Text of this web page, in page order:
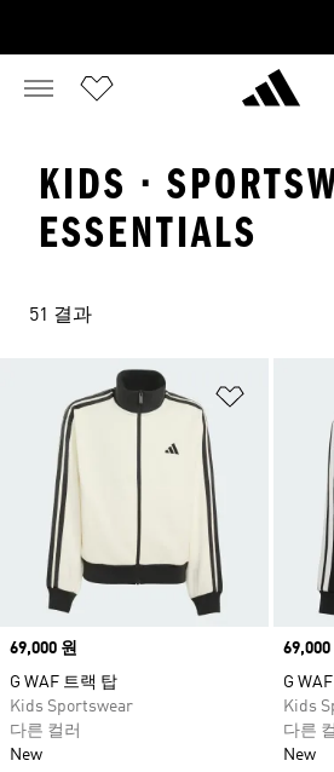
KIDS ·
ESSENTIALS
51 결과
위시리
Price
69,000 원
G WAF 트랙 탑
Kids Sportswear
다른 컬러
New
Price
69,000
G
Kids
다른
New